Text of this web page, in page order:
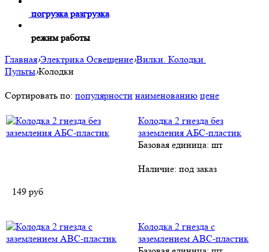
погрузка разгрузка
режим работы
Главная›Электрика Освещение›Вилки. Колодки.
Пульты›Колодки
Сортировать по: популярности наименованию цене
Колодка 2 гнезда без
заземления AБС-пластик
Базовая единица: шт
Наличие: под заказ
149 руб
Колодка 2 гнезда с
заземлением ABС-пластик